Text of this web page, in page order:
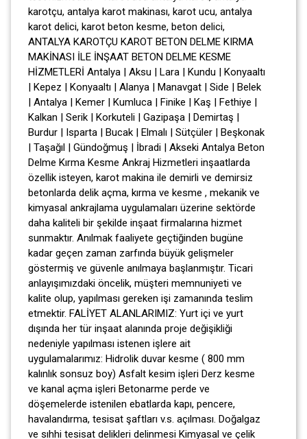
karotçu, antalya karot makinası, karot ucu, antalya
karot delici, karot beton kesme, beton delici,
ANTALYA KAROTÇU KAROT BETON DELME KIRMA
MAKİNASI İLE İNŞAAT BETON DELME KESME
HİZMETLERİ Antalya | Aksu | Lara | Kundu | Konyaaltı
| Kepez | Konyaaltı | Alanya | Manavgat | Side | Belek
| Antalya | Kemer | Kumluca | Finike | Kaş | Fethiye |
Kalkan | Serik | Korkuteli | Gazipaşa | Demirtaş |
Burdur | Isparta | Bucak | Elmalı | Sütçüler | Beşkonak
| Taşağıl | Gündoğmuş | İbradi | Akseki Antalya Beton
Delme Kırma Kesme Ankraj Hizmetleri inşaatlarda
özellik isteyen, karot makina ile demirli ve demirsiz
betonlarda delik açma, kırma ve kesme , mekanik ve
kimyasal ankrajlama uygulamaları üzerine sektörde
daha kaliteli bir şekilde inşaat firmalarına hizmet
sunmaktır. Anılmak faaliyete geçtiğinden bugüne
kadar geçen zaman zarfında büyük gelişmeler
göstermiş ve güvenle anılmaya başlanmıştır. Ticari
anlayışımızdaki öncelik, müşteri memnuniyeti ve
kalite olup, yapılması gereken işi zamanında teslim
etmektir. FALİYET ALANLARIMIZ: Yurt içi ve yurt
dışında her tür inşaat alanında proje değişikliği
nedeniyle yapılması istenen işlere ait
uygulamalarımız: Hidrolik duvar kesme ( 800 mm
kalınlık sonsuz boy) Asfalt kesim işleri Derz kesme
ve kanal açma işleri Betonarme perde ve
döşemelerde istenilen ebatlarda kapı, pencere,
havalandırma, tesisat şaftları v.s. açılması. Doğalgaz
ve sıhhi tesisat delikleri delinmesi Kimyasal ve çelik